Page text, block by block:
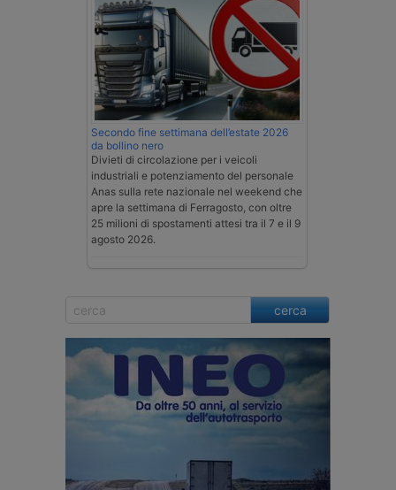
Secondo fine settimana dell’estate 2026
da bollino nero
Divieti di circolazione per i veicoli
industriali e potenziamento del personale
Anas sulla rete nazionale nel weekend che
apre la settimana di Ferragosto, con oltre
25 milioni di spostamenti attesi tra il 7 e il 9
agosto 2026.
cerca